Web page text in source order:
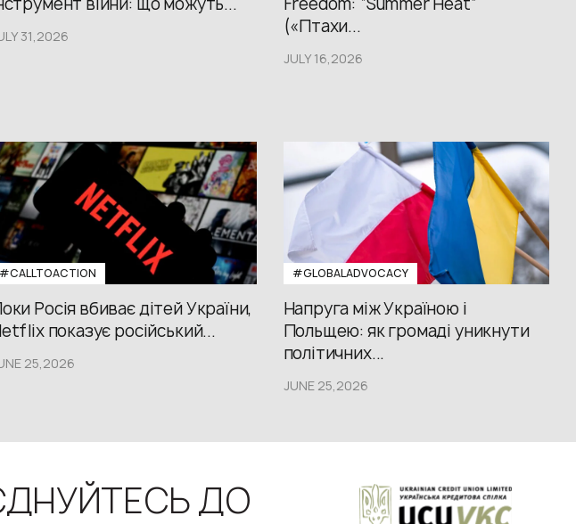
31,2026
(«Птахи...
JULY 16,2026
#CALLTOACTION
Росія вбиває дітей України,
показує російський...
25,2026
#GLOBALADVOCACY
Напруга між Україною і
Польщею: як громаді уникнути
політичних...
JUNE 25,2026
ДО